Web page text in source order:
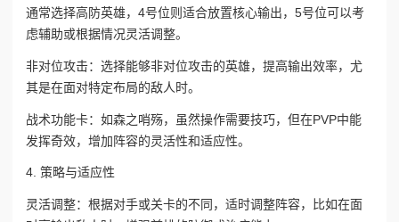
通常选择高防英雄，4号位则适合放置核心输出，5号位可以考
虑辅助或根据情况灵活调整。
非对位攻击：选择能够非对位攻击的英雄，提高输出效率，尤
其是在面对特定布局的敌人时。
战术功能卡：如森之哨殇，虽然操作需要技巧，但在PVP中能
发挥奇效，增加阵容的灵活性和适应性。
4. 策略与适应性
灵活调整：根据对手或关卡的不同，适时调整阵容，比如在面